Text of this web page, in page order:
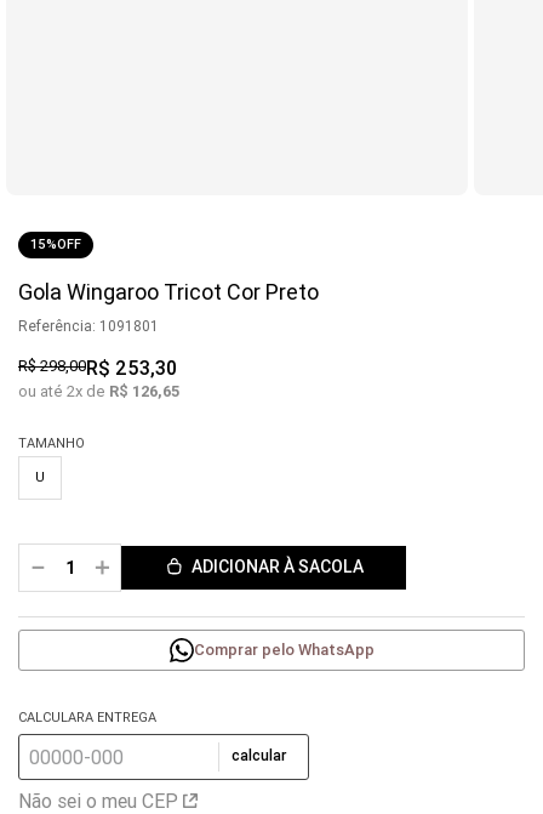
15%OFF
Gola Wingaroo Tricot Cor Preto
Referência: 1091801
R$298,00R$ 253,30
ou até 2x de R$ 126,65
TAMANHO
U
＋
－ ADICIONAR À SACOLA
Comprar pelo WhatsApp
CALCULARA ENTREGA
calcular
Não sei o meu CEP